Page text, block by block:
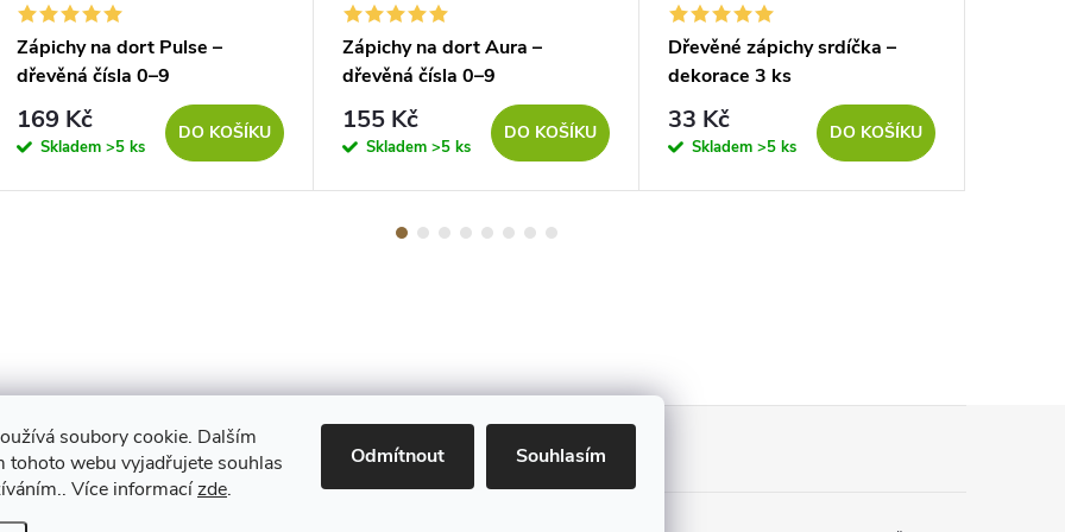
soubory cookie. Dalším
tohoto webu vyjadřujete souhlas
Více informacízde.
Odmítnout Souhlasím
Zápichy na dort Pulse –
dřevěná čísla 0–9
169 Kč
Skladem >5 ks
DO KOŠÍKU
Zápichy na dort Aura –
dřevěná čísla 0–9
155 Kč
Skladem >5 ks
DO KOŠÍKU
Dřevěné zápichy srdíčka –
dekorace 3 ks
33 Kč
Skladem >5 ks
DO KOŠÍKU
Maestro